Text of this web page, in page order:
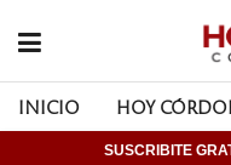
INICIO HOY
SUSCRIBITE